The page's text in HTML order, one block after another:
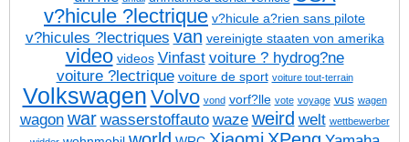
v?hicule ?lectrique v?hicule a?rien sans pilote
v?hicules ?lectriques van vereinigte staaten von amerika
video videos Vinfast voiture ? hydrog?ne
voiture ?lectrique voiture de sport voiture tout-terrain
Volkswagen Volvo vond vorf?lle vote voyage vus wagen
wagon war wasserstoffauto waze weird welt wettbewerber